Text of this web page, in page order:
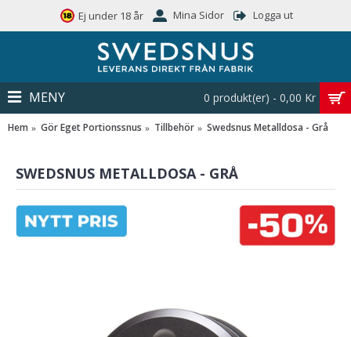
Ej under 18 år Mina Sidor Logga ut
0 produkt(er) - 0,00 Kr
MENY
Hem Gör Eget Portionssnus Tillbehör Swedsnus Metalldosa - Grå
SWEDSNUS METALLDOSA - GRÅ